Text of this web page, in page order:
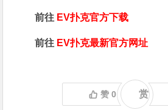
前往 EV扑克官方下载
前往 EV扑克最新官方网址
赞0 赏